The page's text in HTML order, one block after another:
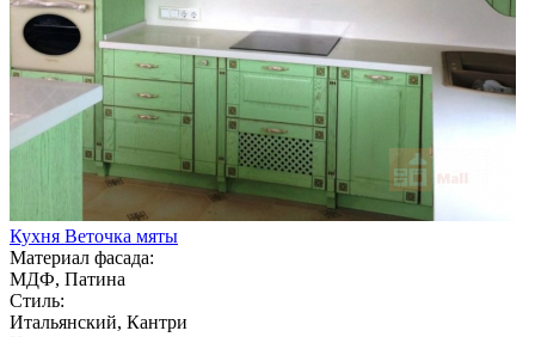
Кухня Веточка мяты
Материал фасада:
МДФ, Патина
Стиль:
Итальянский, Кантри